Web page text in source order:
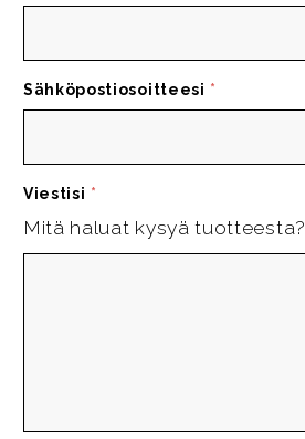
Sähköpostiosoitteesi *
Viestisi *
Mitä haluat kysyä tuotteesta?